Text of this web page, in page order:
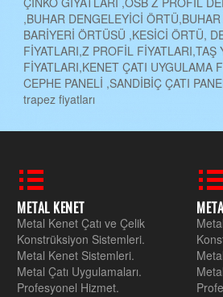
,BUHAR DENGELEYİCİ
BARİYERİ ÖRTÜSÜ ,KESİCİ ÖRTÜ,
FİYATLARI,Z PROFİL FİYATLARI,TAŞ
FİYATLARI,KENET ÇATI UYGULAMA
CEPHE PANELİ ,SANDİBİÇ ÇATI
trapez fiyatları
METAL KENET
Metal Kenet Çatı ve Çelik
Konstrüksiyon Sistemleri.
Metal Kenet Sistemleri.
Metal Çatı Uygulamaları.
Profesyonel Hizmet.